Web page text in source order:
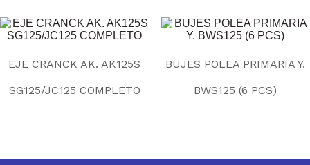
EJE CRANCK AK. AK125S
SG125/JC125 COMPLETO
BUJES POLEA PRIMARIA Y.
BWS125 (6 PCS)